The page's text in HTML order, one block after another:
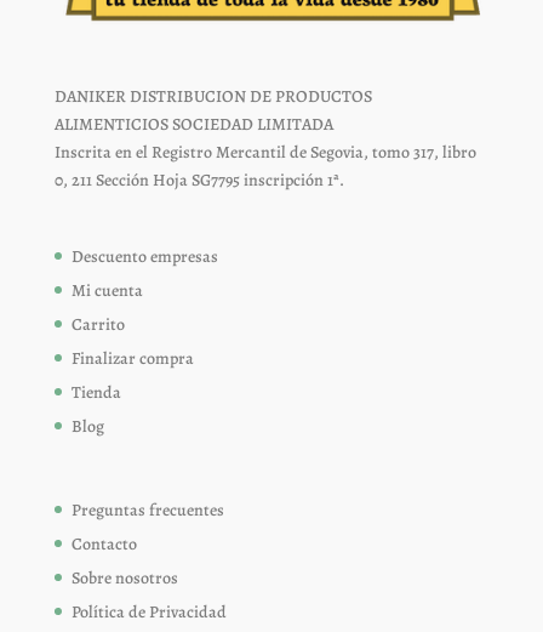
DANIKER DISTRIBUCION DE PRODUCTOS
ALIMENTICIOS SOCIEDAD LIMITADA
Inscrita en el Registro Mercantil de Segovia, tomo 317, libro
0, 211 Sección Hoja SG7795 inscripción 1ª.
Descuento empresas
Mi cuenta
Carrito
Finalizar compra
Tienda
Blog
Preguntas frecuentes
Contacto
Sobre nosotros
Política de Privacidad